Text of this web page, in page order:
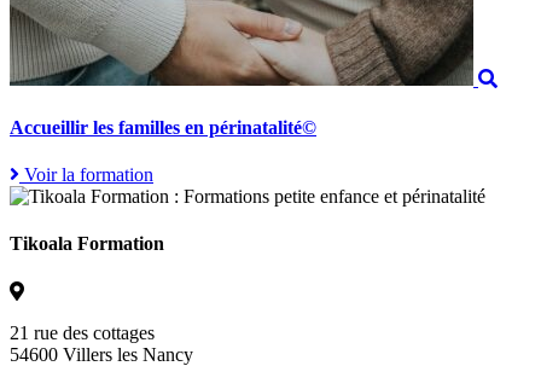
Accueillir les familles en périnatalité©
Voir la formation
Tikoala Formation
21 rue des cottages
54600 Villers les Nancy